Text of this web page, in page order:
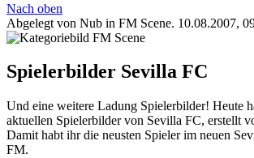
Nach oben
Abgelegt von Nub in FM Scene. 10.08.2007,
Spielerbilder Sevilla FC
Und eine weitere Ladung Spielerbilder! Heute
aktuellen Spielerbilder von Sevilla FC, erstellt
Damit habt ihr die neusten Spieler im neuen
FM.